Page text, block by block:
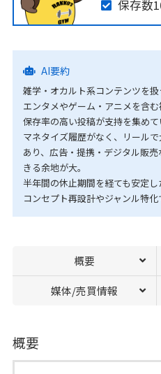
保存数
AI要約
雑学・オカルト系コンテンツを扱
エンタメやゲーム・アニメを含
保存率の高い投稿が支持を集めて
マネタイズ履歴がなく、リール
あり、広告・提携・デジタル販
きる余地が大。
半年間の休止期間を経ても安定し
コンセプト再設計やジャンル特化
概要
媒体/売買情報
概要